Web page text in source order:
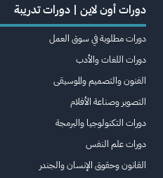
دورات أون لاين | دورات تدريبة
دورات مطلوبة في سوق العمل
دورات اللغات والأدب
الفنون والتصميم والموسيقى
التصوير وصناعة الأفلام
دورات التكنولوجيا والبرمجة
دورات علم النفس
القانون وحقوق الإنسان والجندر